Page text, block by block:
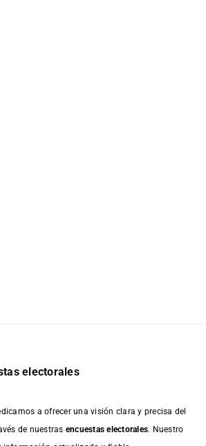
electorales
a ofrecer una visión clara y precisa del
de nuestras encuestas electorales. Nuestro